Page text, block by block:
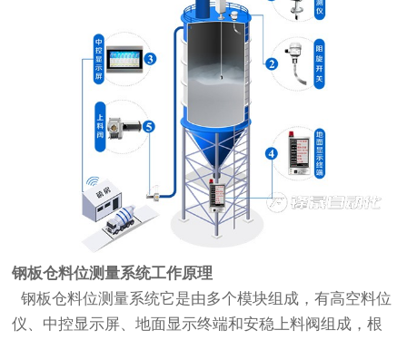
钢板仓料位测量系统工作原理
钢板仓料位测量系统它是由多个模块组成，有高空料位
仪、中控显示屏、地面显示终端和安稳上料阀组成，根